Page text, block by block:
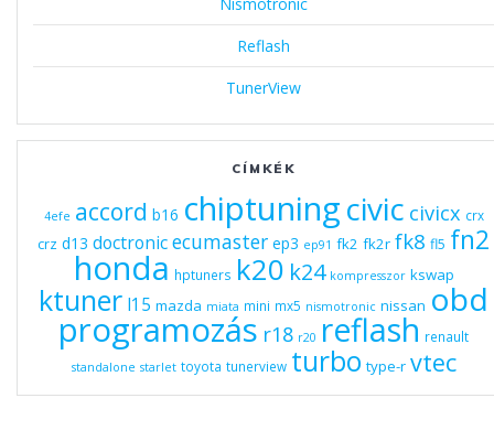
Reflash
TunerView
CÍMKÉK
4efe accord b16 chiptuningcivic civicx crx
crz d13 doctronicecumaster ep3 ep91 fk2 fk2r fk8 fl5 fn2
honda hptuners k20 k24 kompresszor kswap
ktuner l15 mazda miata mini mx5 nismotronic nissan obd
programozás r18 r20 reflash renault
standalone starlet toyota tunerview turbo type-r vtec